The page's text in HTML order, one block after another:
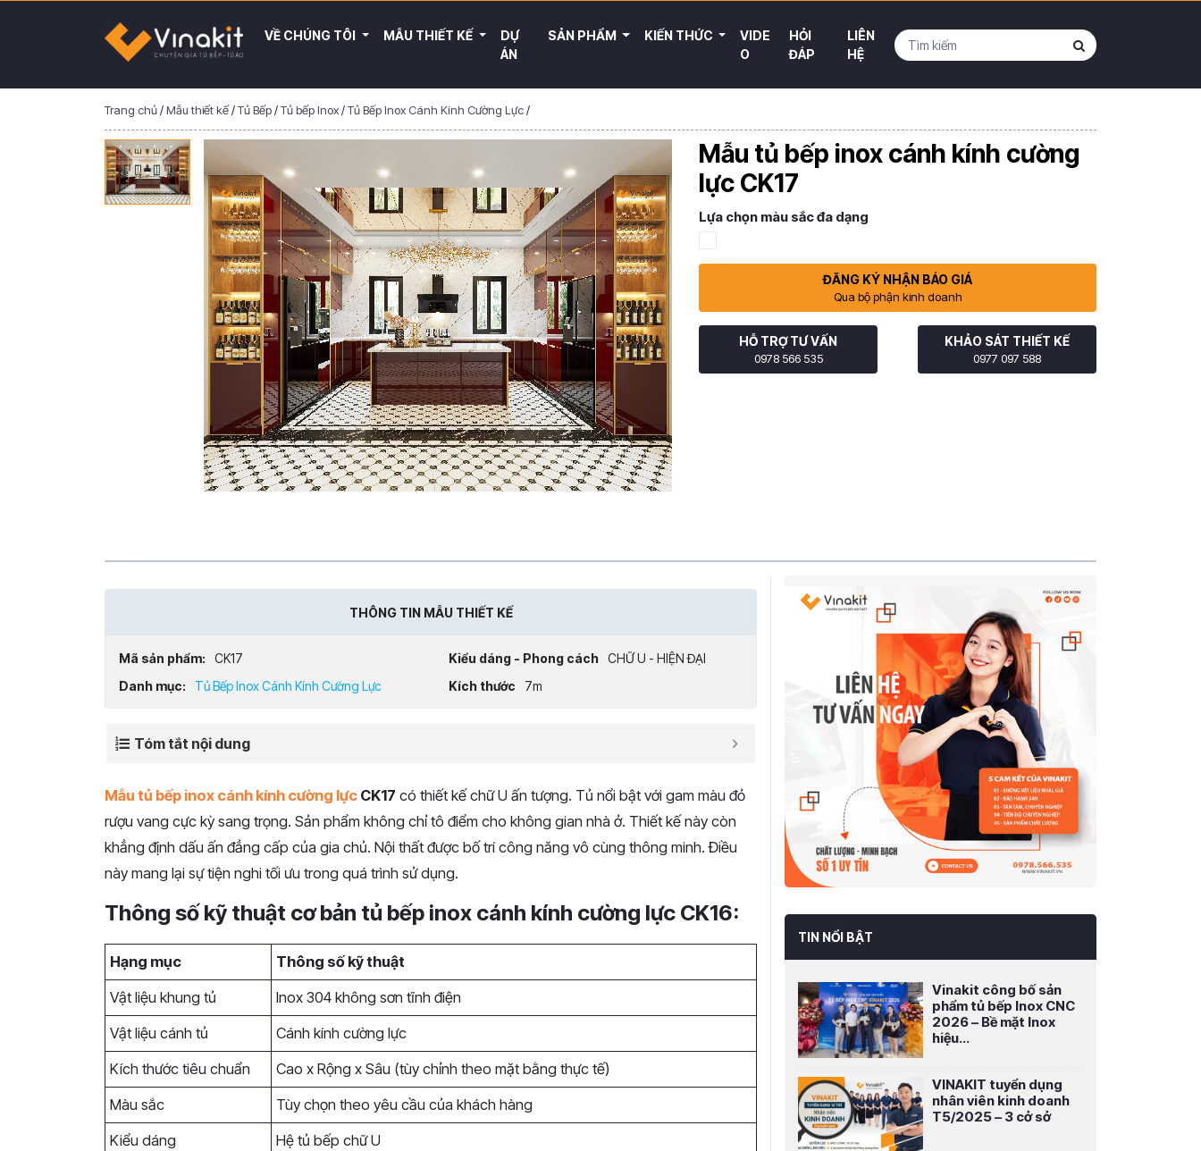
VỀ CHÚNG TÔI MẪU THIẾT KẾ
DỰ
ÁN
SẢN PHẨM KIẾN THỨC
VIDE
O
HỎI
ĐÁP
LIÊN
HỆ
Trang chủ/Mẫu thiết kế/Tủ Bếp/Tủ bếp Inox/Tủ Bếp Inox Cánh Kính Cường Lực/
Mẫu tủ bếp inox cánh kính cường
lực CK17
Lựa chọn màu sắc đa dạng
ĐĂNG KÝ NHẬN BÁO GIÁ
Qua bộ phận kinh doanh
HỖ TRỢ TƯ VẤN
0978 566 535
KHẢO SÁT THIẾT KẾ
0977 097 588
THÔNG TIN MẪU THIẾT KẾ
Mã sản phẩm: CK17 Kiểu dáng - Phong cách CHỮ U - HIỆN ĐẠI
Danh mục:
Tủ Bếp Inox Cánh Kính Cường Lực Kích thước 7m
Tóm tắt nội dung
Mẫu tủ bếp inox cánh kính cường lực CK17 có thiết kế chữ U ấn tượng. Tủ nổi bật với gam màu đỏ
rượu vang cực kỳ sang trọng. Sản phẩm không chỉ tô điểm cho không gian nhà ở. Thiết kế này còn
khẳng định dấu ấn đẳng cấp của gia chủ. Nội thất được bố trí công năng vô cùng thông minh. Điều
này mang lại sự tiện nghi tối ưu trong quá trình sử dụng.
Thông số kỹ thuật cơ bản tủ bếp inox cánh kính cường lực CK16:
Hạng mục
Thông số kỹ thuật
Vật liệu khung tủ
Inox 304 không sơn tĩnh điện
Vật liệu cánh tủ
Cánh kính cường lực
Kích thước tiêu chuẩn
Cao x Rộng x Sâu (tùy chỉnh theo mặt bằng thực tế)
Màu sắc
Tùy chọn theo yêu cầu của khách hàng
Kiểu dáng
Hệ tủ bếp chữ U
TIN NỔI BẬT
Vinakit công bố sản
phẩm tủ bếp Inox CNC
2026 – Bề mặt Inox
hiệu...
VINAKIT tuyển dụng
nhân viên kinh doanh
T5/2025 – 3 cở sở